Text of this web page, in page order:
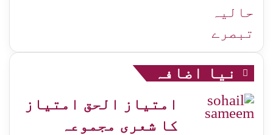
حالیہ
تبصرے
نیا اضافہ
امتیاز الحق امتیاز
کا شعری مجموعہ